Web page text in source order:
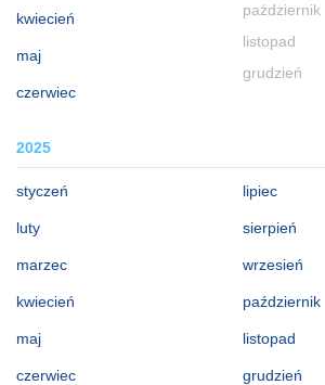
kwiecień
maj
czerwiec
październik
listopad
grudzień
2025
styczeń
luty
marzec
kwiecień
maj
czerwiec
lipiec
sierpień
wrzesień
październik
listopad
grudzień